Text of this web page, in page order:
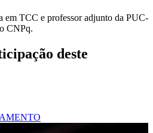
em TCC e professor adjunto da PUC-
CNPq.
deste